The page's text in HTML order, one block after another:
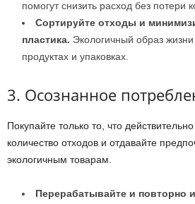
помогут снизить расход без потери
Сортируйте отходы и
пластика. Экологичный образ
продуктах и упаковках.
3. Осознанное
Покупайте только то, что
количество отходов и отдавайте
экологичным товарам.
Перерабатывайте и повторно